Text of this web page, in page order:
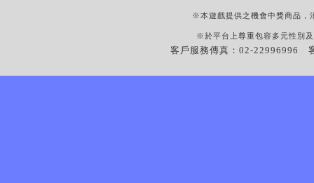
※本遊戲提供之機會中獎商品，
※於平台上尊重包容多元性別
客戶服務傳真：02-22996996